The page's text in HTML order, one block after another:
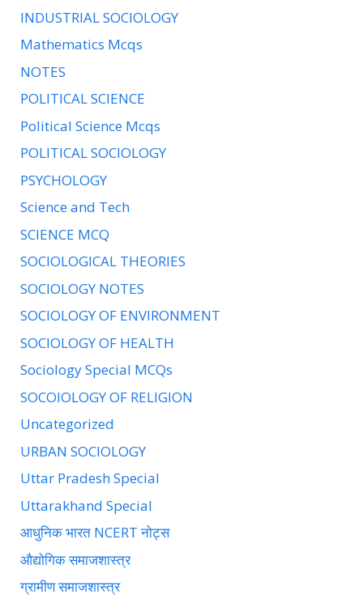
INDUSTRIAL SOCIOLOGY
Mathematics Mcqs
NOTES
POLITICAL SCIENCE
Political Science Mcqs
POLITICAL SOCIOLOGY
PSYCHOLOGY
Science and Tech
SCIENCE MCQ
SOCIOLOGICAL THEORIES
SOCIOLOGY NOTES
SOCIOLOGY OF ENVIRONMENT
SOCIOLOGY OF HEALTH
Sociology Special MCQs
SOCOIOLOGY OF RELIGION
Uncategorized
URBAN SOCIOLOGY
Uttar Pradesh Special
Uttarakhand Special
आधुनिक भारत NCERT नोट्स
औद्योगिक समाजशास्त्र
ग्रामीण समाजशास्त्र